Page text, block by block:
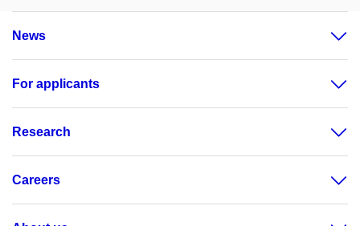
News
For applicants
Research
Careers